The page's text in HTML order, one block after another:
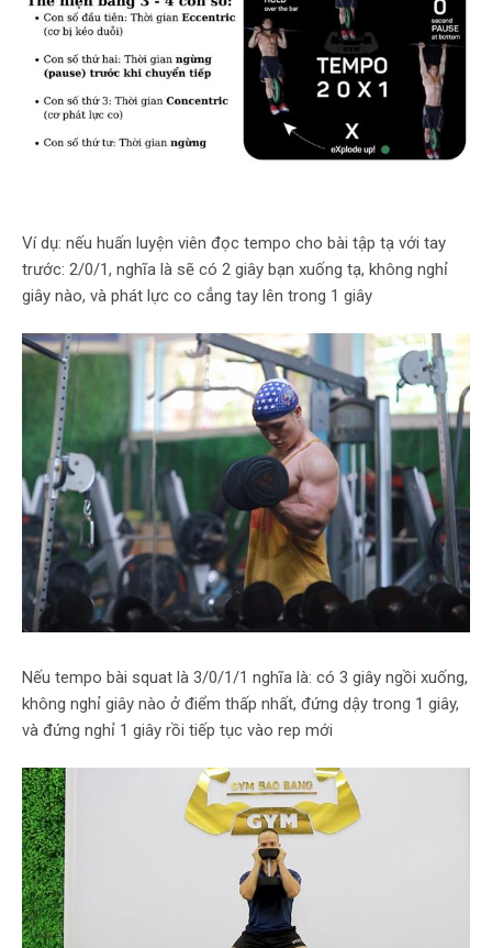
Ví dụ: nếu huấn luyện viên đọc tempo cho bài tập tạ với tay
trước: 2/0/1, nghĩa là sẽ có 2 giây bạn xuống tạ, không nghỉ
giây nào, và phát lực co cẳng tay lên trong 1 giây
Nếu tempo bài squat là 3/0/1/1 nghĩa là: có 3 giây ngồi xuống,
không nghỉ giây nào ở điểm thấp nhất, đứng dậy trong 1 giây,
và đứng nghỉ 1 giây rồi tiếp tục vào rep mới